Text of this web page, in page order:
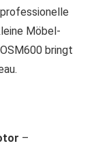
Möbel-
bringt
–